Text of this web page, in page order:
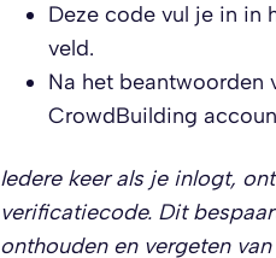
Deze code vul je in in
veld.
Na het beantwoorden
CrowdBuilding
Iedere keer als je inlogt,
verificatiecode. Dit
onthouden en vergeten